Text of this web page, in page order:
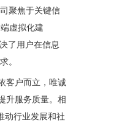
聚焦于关键信
虚拟化建
了用户在信息
。
客户而立，唯诚
升服务质量。相
动行业发展和社